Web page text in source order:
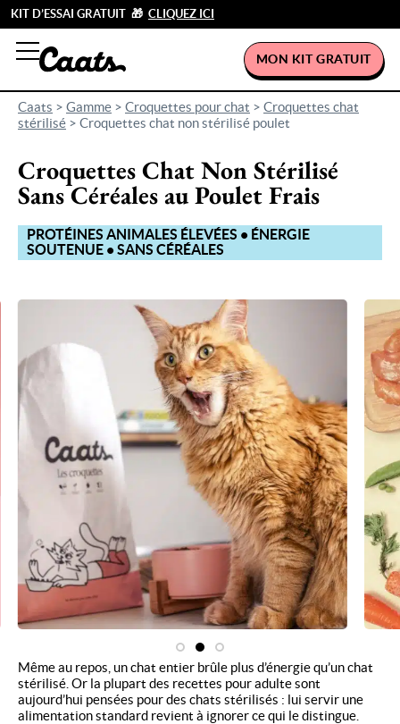
KIT D’ESSAI GRATUIT 🎁 CLIQUEZ ICI
MON KIT GRATUIT
Caats > Gamme > Croquettes pour chat > Croquettes chat
stérilisé > Croquettes chat non stérilisé poulet
Croquettes Chat Non Stérilisé
Sans Céréales au Poulet Frais
PROTÉINES ANIMALES ÉLEVÉES • ÉNERGIE
SOUTENUE • SANS CÉRÉALES
Même au repos, un chat entier brûle plus d’énergie qu’un chat
stérilisé. Or la plupart des recettes pour adulte sont
aujourd’hui pensées pour des chats stérilisés : lui servir une
alimentation standard revient à ignorer ce qui le distingue.